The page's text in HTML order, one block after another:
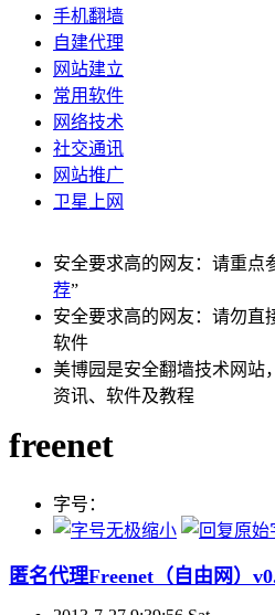
手机翻墙
自建代理
网站建立
常用软件
网络技术
社交通讯
网站推广
卫星上网
安全要求高的网友：请重点
荐”
安全要求高的网友：请勿直
软件
美博园是安全翻墙技术网站
资讯、软件及教程
freenet
字号：
匿名代理Freenet（自由网）